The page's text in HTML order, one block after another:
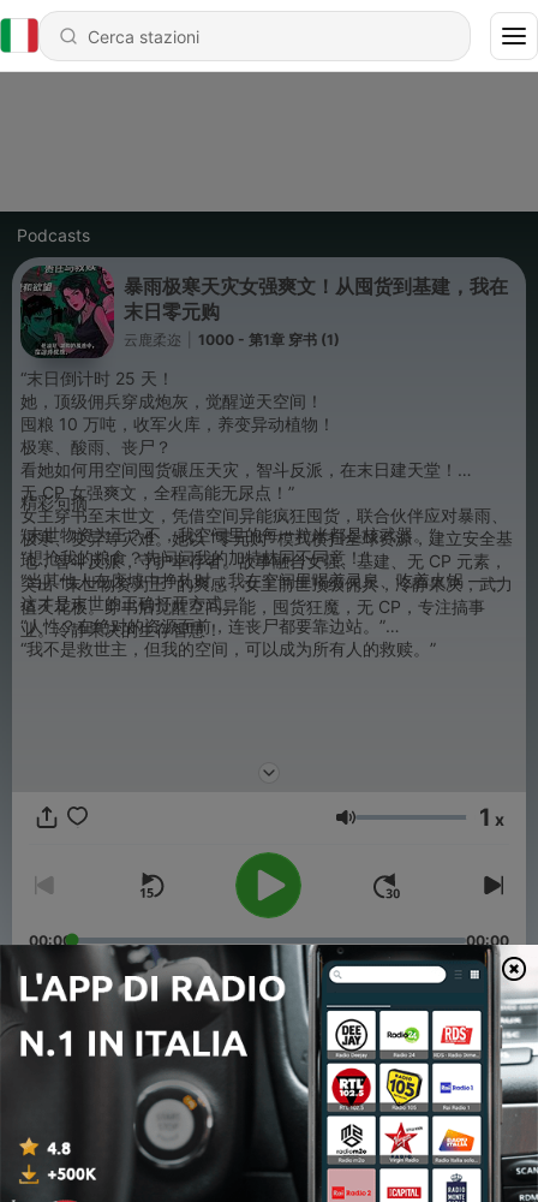
Podcasts
暴雨极寒天灾女强爽文！从囤货到基建，我在
末日零元购
云鹿柔迩 1000 - 第1章 穿书 (1)
“末日倒计时 25 天！
她，顶级佣兵穿成炮灰，觉醒逆天空间！
囤粮 10 万吨，收军火库，养变异动植物！
极寒、酸雨、丧尸？
看她如何用空间囤货碾压天灾，智斗反派，在末日建天堂！
无 CP 女强爽文，全程高能无尿点！”
女主穿书至末世文，凭借空间异能疯狂囤货，联合伙伴应对暴雨、
极寒、变异等灾难。她以 “零元购” 模式横扫全球资源，建立安全基
地，智斗反派，守护幸存者。故事融合女强、基建、无 CP 元素，
突出 “末世物资为王” 的爽感，女主前世顶级佣兵，冷静果决，武力
值天花板。穿书后觉醒空间异能，囤货狂魔，无 CP，专注搞事
业。冷静果决的生存智慧！
精彩句摘
“末世物资为王？不，我空间里的每一粒米都是核武器。”
“想抢我的粮食？先问问我的加特林同不同意！”
“当其他人在废墟中挣扎时，我在空间里喝着灵泉、吃着火锅 ——
这才是末世的正确打开方式。”
“人性？在绝对的资源面前，连丧尸都要靠边站。”
“我不是救世主，但我的空间，可以成为所有人的救赎。”
Volume 1 x
00:00 00:00
Episodi
第1章 穿书 (1)
999 - 第2章 穿书 (2)
22 Mar 2025